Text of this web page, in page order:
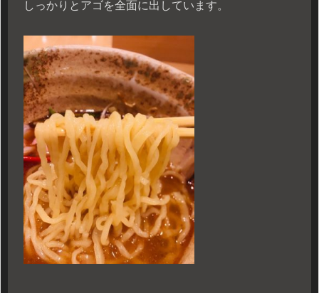
しっかりとアゴを全面に出しています。